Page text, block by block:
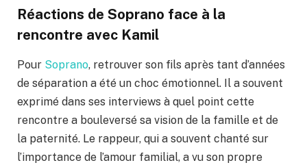
Réactions de Soprano face à la
rencontre avec Kamil
Pour Soprano, retrouver son fils après tant d’années
de séparation a été un choc émotionnel. Il a souvent
exprimé dans ses interviews à quel point cette
rencontre a bouleversé sa vision de la famille et de
la paternité. Le rappeur, qui a souvent chanté sur
l’importance de l’amour familial, a vu son propre